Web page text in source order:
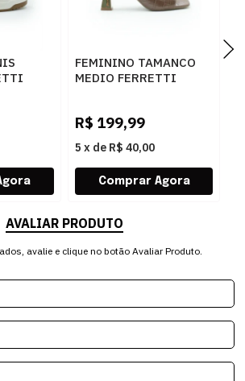
FEMININO TAMANCO
MEDIO FERRETTI
R$ 199,99
5 x de R$ 40,00
AVALIAR PRODUTO
avalie e clique no botão Avaliar Produto.